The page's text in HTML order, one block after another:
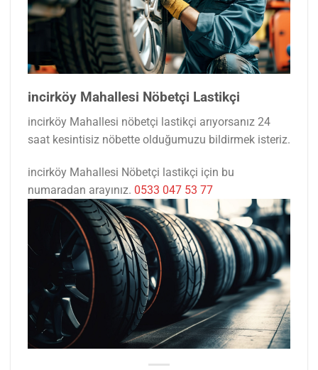
incirköy Mahallesi Nöbetçi Lastikçi
incirköy Mahallesi nöbetçi lastikçi arıyorsanız 24
saat kesintisiz nöbette olduğumuzu bildirmek isteriz.
incirköy Mahallesi Nöbetçi lastikçi için bu
numaradan arayınız. 0533 047 53 77